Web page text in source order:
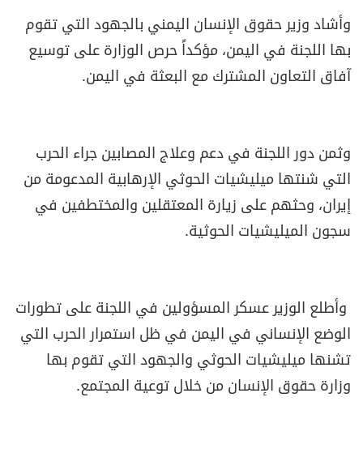
وأشاد وزير حقوق الإنسان اليمني بالجهود التي تقوم
بها اللجنة في اليمن، مؤكداً حرص الوزارة على توسيع
آفاق التعاون المشترك مع البعثة في اليمن.
وثمن دور اللجنة في دعم وعلاج المصابين جراء الحرب
التي شنتها ميليشيات الحوثي الإرهابية المدعومة من
إيران، وحثهم على زيارة المعتقلين والمختطفين في
سجون الميليشيات الحوثية.
وأطلع الوزير عسكر المسؤولين في اللجنة على تطورات
الوضع الإنساني في اليمن في ظل استمرار الحرب التي
تشنها ميليشيات الحوثي والجهود التي تقوم بها
وزارة حقوق الإنسان من خلال توعية المجتمع.